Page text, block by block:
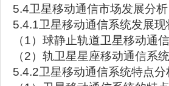
5.4卫星移动通信市场发展分析
5.4.1卫星移动通信系统发展现
（1）球静止轨道卫星移动通
（2）轨卫星星座移动通信系统
5.4.2卫星移动通信系统特点分